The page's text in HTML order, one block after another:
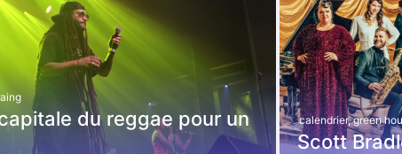
du reggae pour un
calendrier, green
Scott